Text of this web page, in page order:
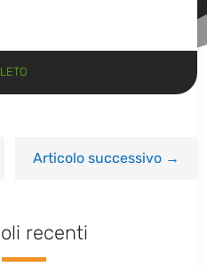
Articolo successivo→
recenti